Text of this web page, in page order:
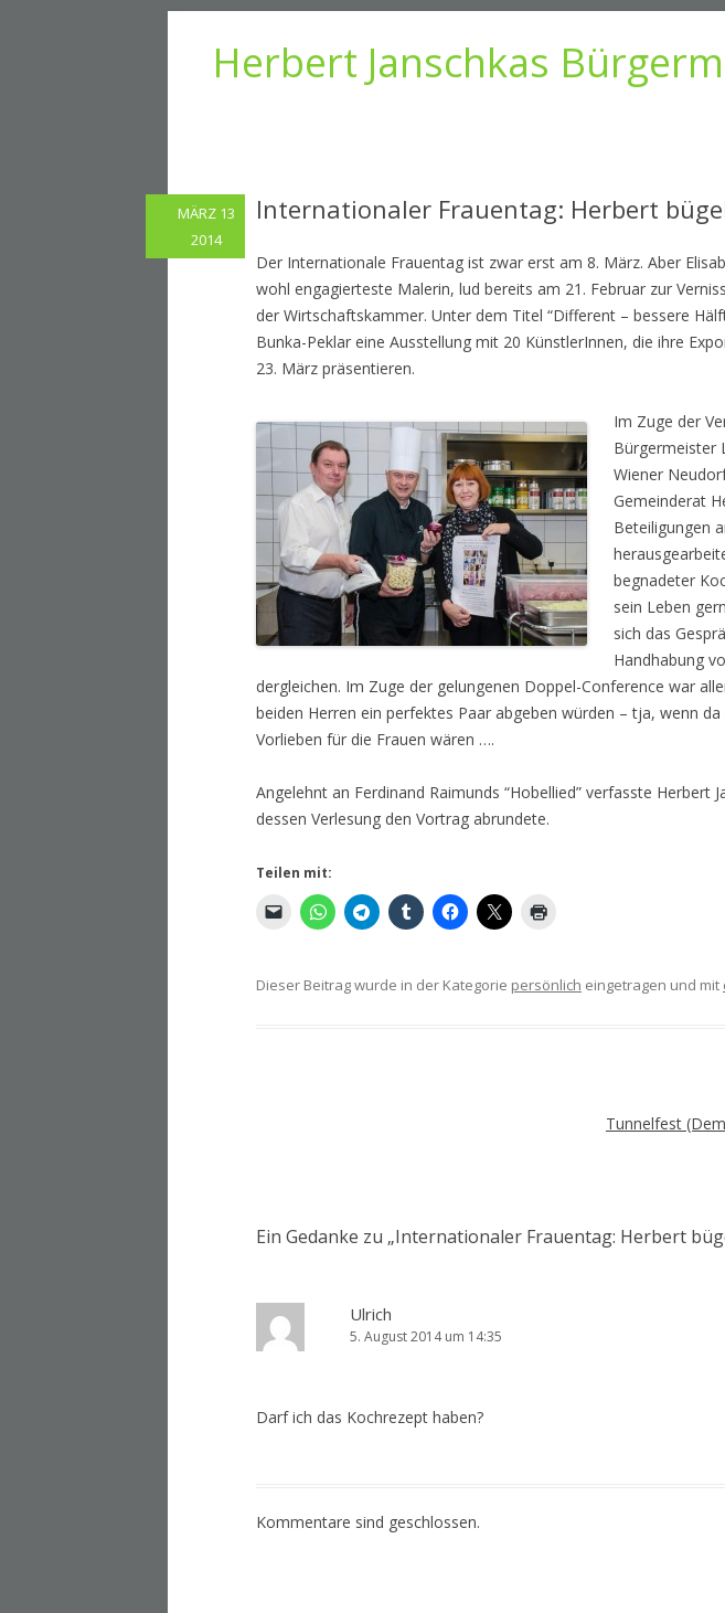
Herbert Janschkas
Internationaler Frauentag: Herbert
Der Internationale Frauentag ist zwar erst am 8. März. Aber
wohl engagierteste Malerin, lud bereits am 21. Februar zur
der Wirtschaftskammer. Unter dem Titel “Different – bessere
Bunka-Peklar eine Ausstellung mit 20 KünstlerInnen, die ihre
23. März präsentieren.
Im Zuge der
Bürgermeister
Wiener
Gemeinderat
Beteiligungen
begnadeter
sein Leben
sich das
Handhabung
dergleichen. Im Zuge der gelungenen Doppel-Conference war
beiden Herren ein perfektes Paar abgeben würden – tja, wenn
Vorlieben für die Frauen wären ….
Angelehnt an Ferdinand Raimunds “Hobellied” verfasste Herbert
dessen Verlesung den Vortrag abrundete.
Teilen mit:
Dieser Beitrag wurde in der Kategorie persönlich eingetragen und mit
MÄRZ 13
2014
Tunnelfest
Ein Gedanke zu „Internationaler Frauentag: Herbert
Ulrich
5. August 2014 um 14:35
Darf ich das Kochrezept haben?
Kommentare sind geschlossen.